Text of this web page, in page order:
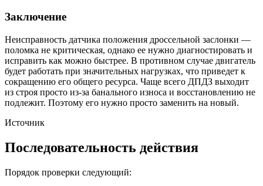
Заключение
Неисправность датчика положения дроссельной заслонки —
поломка не критическая, однако ее нужно диагностировать и
исправить как можно быстрее. В противном случае двигатель
будет работать при значительных нагрузках, что приведет к
сокращению его общего ресурса. Чаще всего ДПДЗ выходит
из строя просто из-за банального износа и восстановлению не
подлежит. Поэтому его нужно просто заменить на новый.
Источник
Последовательность действия
Порядок проверки следующий: